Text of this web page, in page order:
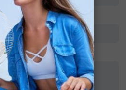
65,5
53
Balta
Iekšējais
vadības
panelis